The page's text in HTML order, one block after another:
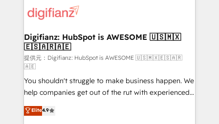
more people - Get the most out of your HubSpot
investment
supercharge revenue operations Key services: • CRM
Transformation / Web Development • RevOps &
Sales Consulting • Marketing Automation What
makes us different? 🚀 Top 0.5% of global HubSpot
agencies ⚙️ The strongest technical ability and
integration capabilities 💼 Consultative, long-term
partners who will embed ourselves into your
business, processes and systems 🏢 We specialise in
working with mid-market and enterprise
Digifianz: HubSpot is AWESOME 🇺🇸🇲🇽
🇪🇸🇦🇷🇦🇪
提供元：Digifianz: HubSpot is AWESOME 🇺🇸🇲🇽🇪🇸🇦🇷
🇦🇪
You shouldn't struggle to make business happen. We
help companies get out of the rut with experienced,
process-oriented teams implementing HubSpot
Marketing, Sales, Service, CMS and Operations Hub,
Elite4.9